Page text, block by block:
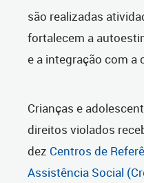
são realizadas
fortalecem a
e a integração com a
Crianças e
direitos violados
dez Centros de
Assistência Social